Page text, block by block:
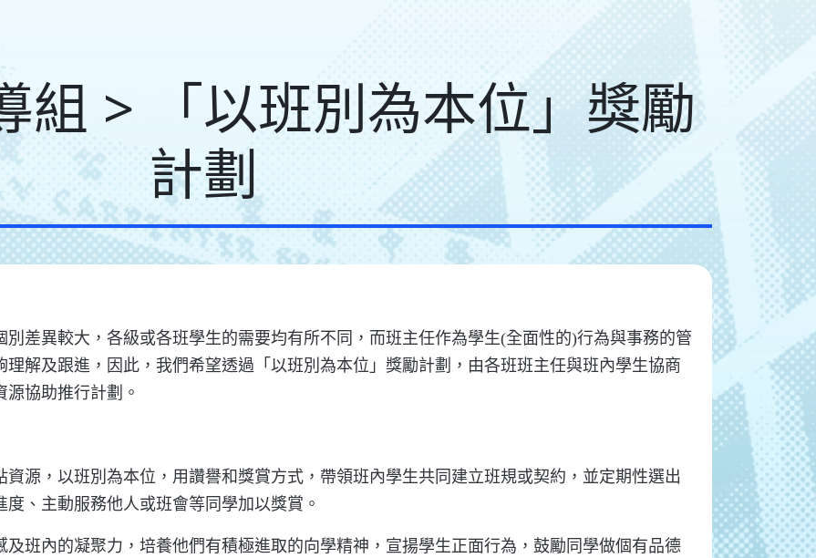
組 > 「以班別為本位」獎勵
計劃
差異較大，各級或各班學生的需要均有所不同，而班主任作為學生(全面性的)行為與事務的管
解及跟進，因此，我們希望透過「以班別為本位」獎勵計劃，由各班班主任與班內學生協商
協助推行計劃。
源，以班別為本位，用讚譽和獎賞方式，帶領班內學生共同建立班規或契約，並定期性選出
、主動服務他人或班會等同學加以獎賞。
班內的凝聚力，培養他們有積極進取的向學精神，宣揚學生正面行為，鼓勵同學做個有品德